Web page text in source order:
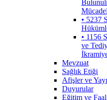
• 5237
• 1156
ve
Mevzuat
Sağlık Etiği
Afişler ve
Duyurular
Eğitim ve